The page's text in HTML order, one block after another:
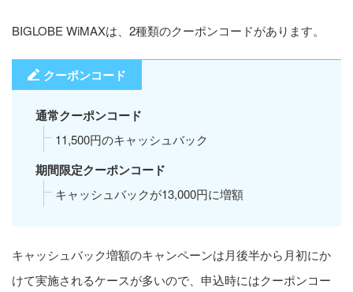
BIGLOBE WiMAXは、2種類のクーポンコードがあります。
クーポンコード
通常クーポンコード
11,500円のキャッシュバック
期間限定クーポンコード
キャッシュバックが13,000円に増額
キャッシュバック増額のキャンペーンは月後半から月初にか
けて実施されるケースが多いので、申込時にはクーポンコー